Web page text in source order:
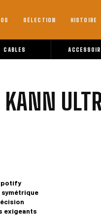
SÉLECTION HISTOIRE
CABLES
exigeants